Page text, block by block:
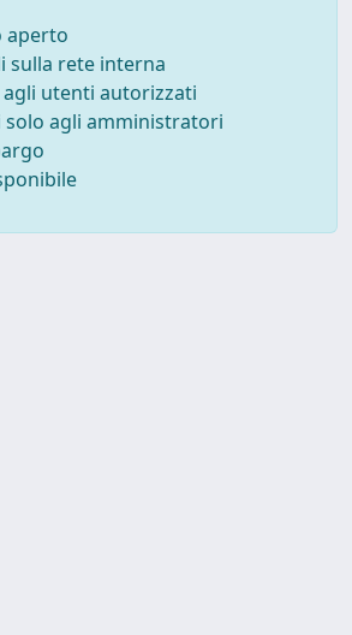
aperto
sulla rete interna
utenti autorizzati
agli amministratori